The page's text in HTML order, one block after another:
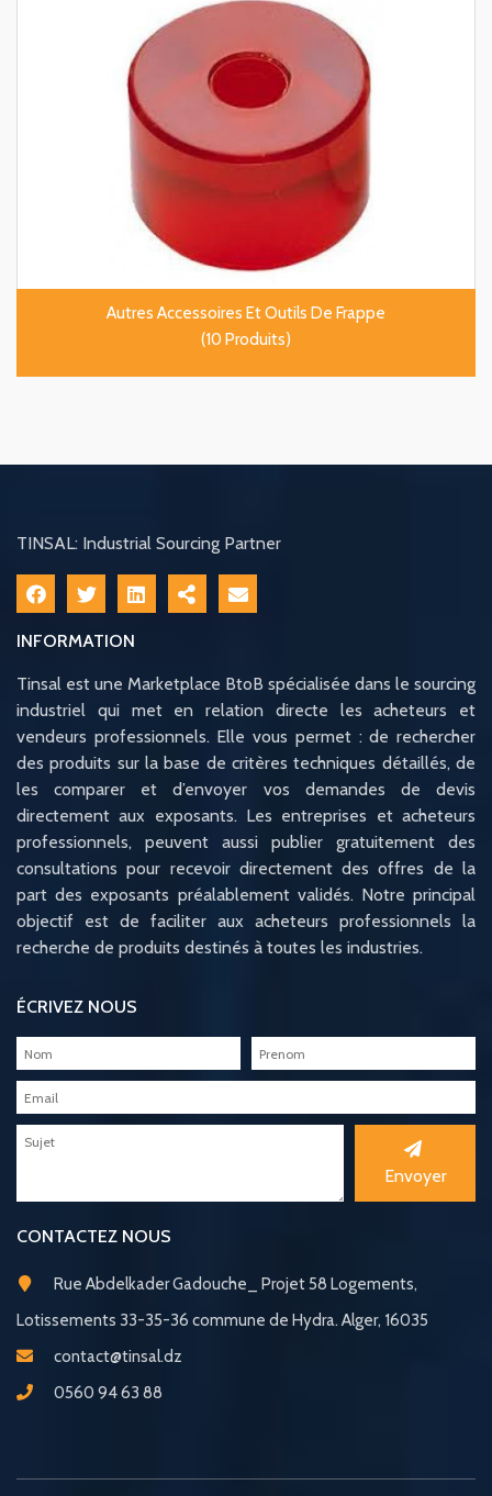
Autres Accessoires Et Outils De Frappe
(10 Produits)
TINSAL: Industrial Sourcing Partner
INFORMATION
Tinsal est une Marketplace BtoB spécialisée dans le sourcing
industriel qui met en relation directe les acheteurs et
vendeurs professionnels. Elle vous permet : de rechercher
des produits sur la base de critères techniques détaillés, de
les comparer et d’envoyer vos demandes de devis
directement aux exposants. Les entreprises et acheteurs
professionnels, peuvent aussi publier gratuitement des
consultations pour recevoir directement des offres de la
part des exposants préalablement validés. Notre principal
objectif est de faciliter aux acheteurs professionnels la
recherche de produits destinés à toutes les industries.
ÉCRIVEZ NOUS
Envoyer
CONTACTEZ NOUS
Rue Abdelkader Gadouche_ Projet 58 Logements,
Lotissements 33-35-36 commune de Hydra. Alger, 16035
contact@tinsal.dz
0560 94 63 88